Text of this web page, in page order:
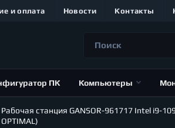
и оплата Новости Контакты
ПК Компьютеры
Рабочая станция GANSOR-961717 Intel i9-
OPTIMAL)